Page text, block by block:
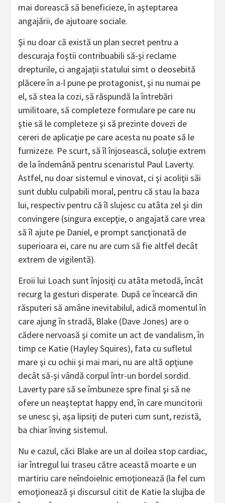
mai dorească să beneficieze, în aşteptarea
angajării, de ajutoare sociale.
Şi nu doar că există un plan secret pentru a
descuraja foştii contribuabili să-şi reclame
drepturile, ci angajaţii statului simt o deosebită
plăcere în a-l pune pe protagonist, şi nu numai pe
el, să stea la cozi, să răspundă la întrebări
umilitoare, să completeze formulare pe care nu
ştie să le completeze şi să prezinte dovezi de
cereri de aplicaţie pe care acesta nu poate să le
furnizeze. Pe scurt, să îl înjosească, soluţie extrem
de la îndemână pentru scenaristul Paul Laverty.
Astfel, nu doar sistemul e vinovat, ci şi acoliţii săi
sunt dublu culpabili moral, pentru că stau la baza
lui, respectiv pentru că îl slujesc cu atâta zel şi din
convingere (singura excepţie, o angajată care vrea
să îl ajute pe Daniel, e prompt sancţionată de
superioara ei, care nu are cum să fie altfel decât
extrem de vigilentă).
Eroii lui Loach sunt înjosiţi cu atâta metodă, încât
recurg la gesturi disperate. După ce încearcă din
răsputeri să amâne inevitabilul, adică momentul în
care ajung în stradă, Blake (Dave Jones) are o
cădere nervoasă şi comite un act de vandalism, în
timp ce Katie (Hayley Squires), fata cu sufletul
mare şi cu ochii şi mai mari, nu are altă opţiune
decât să-şi vândă corpul într-un bordel sordid.
Laverty pare să se îmbuneze spre final şi să ne
ofere un neaşteptat happy end, în care muncitorii
se unesc şi, aşa lipsiţi de puteri cum sunt, rezistă,
ba chiar înving sistemul.
Nu e cazul, căci Blake are un al doilea stop cardiac,
iar întregul lui traseu către această moarte e un
martiriu care neîndoielnic emoţionează (la fel cum
emoţionează şi discursul citit de Katie la slujba de